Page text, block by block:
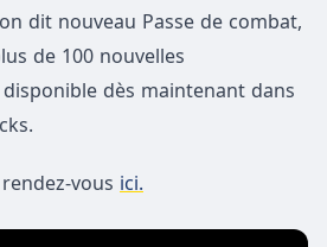
dit nouveau Passe de combat,
de 100 nouvelles
dès maintenant dans
vous ici.